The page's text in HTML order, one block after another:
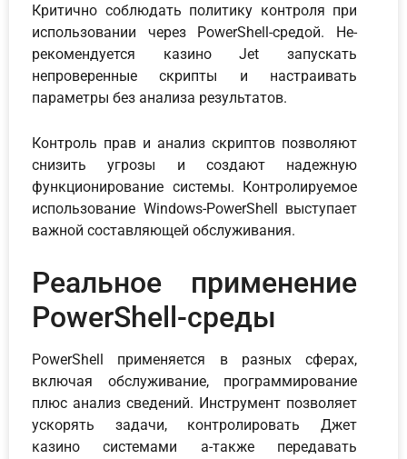
Критично соблюдать политику контроля при
использовании через PowerShell-средой. Не-
рекомендуется казино Jet запускать
непроверенные скрипты и настраивать
параметры без анализа результатов.
Контроль прав и анализ скриптов позволяют
снизить угрозы и создают надежную
функционирование системы. Контролируемое
использование Windows-PowerShell выступает
важной составляющей обслуживания.
Реальное применение
PowerShell-среды
PowerShell применяется в разных сферах,
включая обслуживание, программирование
плюс анализ сведений. Инструмент позволяет
ускорять задачи, контролировать Джет
казино системами а-также передавать